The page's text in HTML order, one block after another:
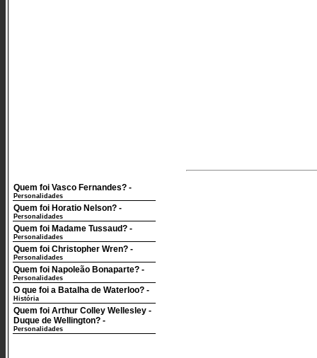
Quem foi Vasco Fernandes? -
Personalidades
Quem foi Horatio Nelson? -
Personalidades
Quem foi Madame Tussaud? -
Personalidades
Quem foi Christopher Wren? -
Personalidades
Quem foi Napoleão Bonaparte? -
Personalidades
O que foi a Batalha de Waterloo? -
História
Quem foi Arthur Colley Wellesley -
Duque de Wellington? -
Personalidades